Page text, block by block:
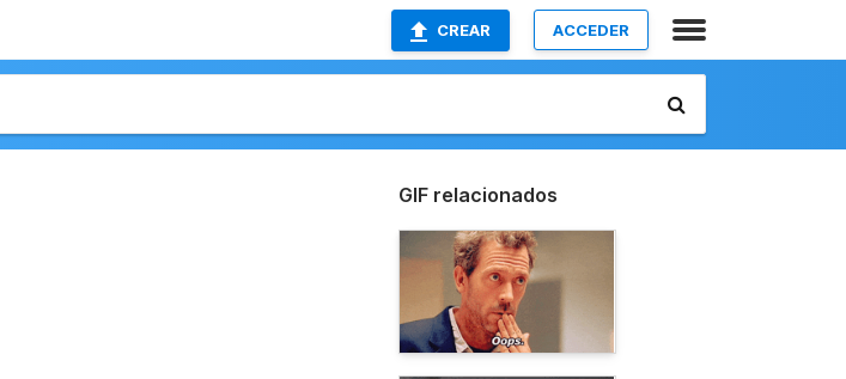
CREAR ACCEDER
GIF relacionados